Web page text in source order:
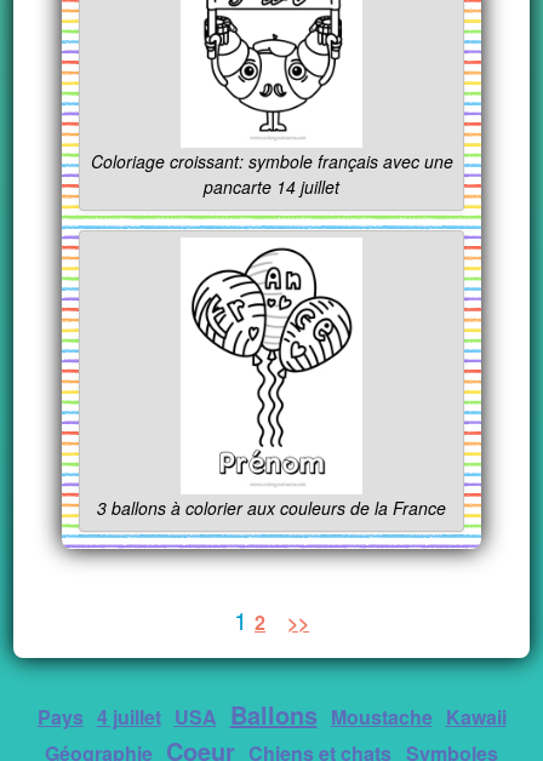
Coloriage croissant: symbole français avec une
pancarte 14 juillet
3 ballons à colorier aux couleurs de la France
1 2 >>
Pays 4 juillet USA Ballons Moustache Kawaii
Géographie Coeur Chiens et chats Symboles